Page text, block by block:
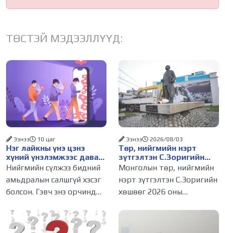
ТӨСТЭЙ МЭДЭЭЛЛҮҮД:
Нэг лайкны үнэ цэнэ
хүний үнэлэмжээс давах
болсон уу?
Ээнээ 10 цаг
Нийгмийн сүлжээ бидний
амьдралын салшгүй хэсэг
болсон. Гэвч энэ орчинд
амжилт, тэр ч байтугай
хүний үнэ цэнийг хүртэл
Төр, нийгмийн нэрт
зүтгэлтэн С.Зоригийн
хөшөөг буцаан
байрлууллаа
Ээнээ 2026/08/03
Монголын төр, нийгмийн
нэрт зүтгэлтэн С.Зоригийн
хөшөөг 2026 оны
03.00 цагт